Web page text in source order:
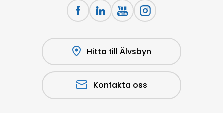
Hitta till Älvsbyn
Kontakta oss